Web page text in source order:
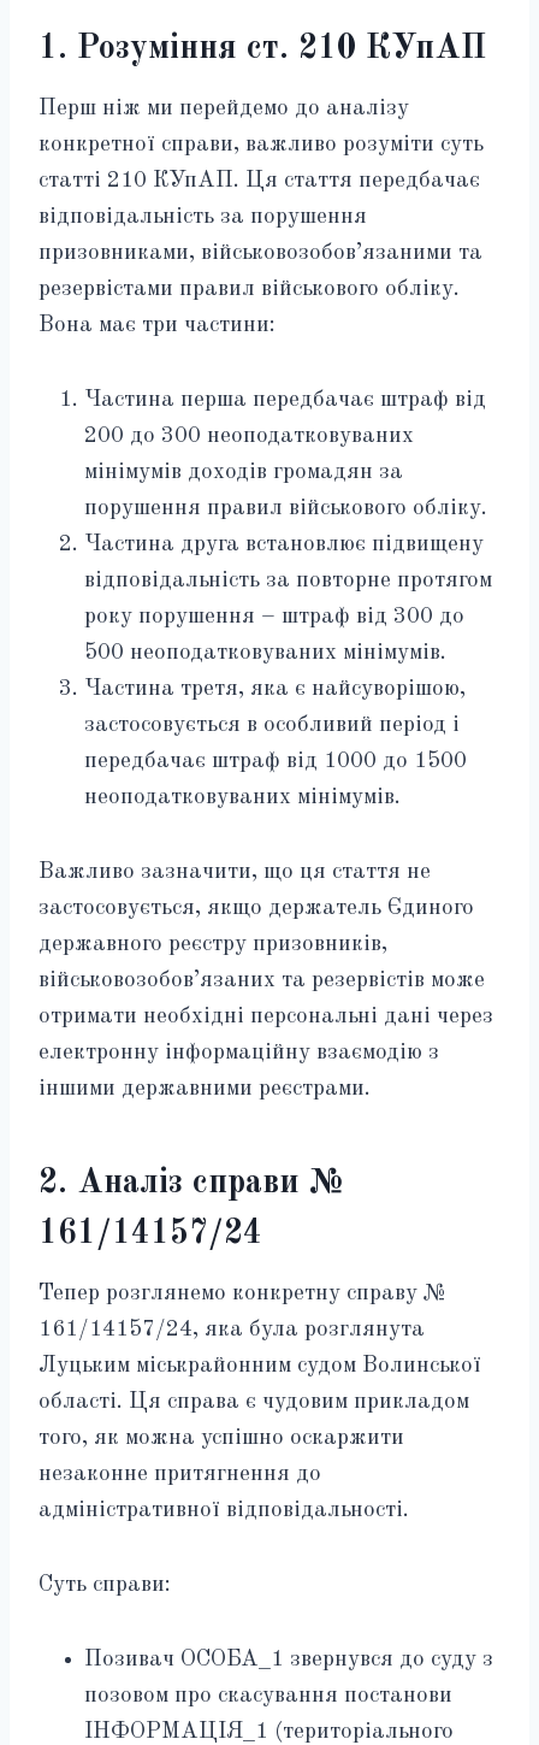
1. Розуміння ст. 210 КУпАП
Перш ніж ми перейдемо до аналізу
конкретної справи, важливо розуміти суть
статті 210 КУпАП. Ця стаття передбачає
відповідальність за порушення
призовниками, військовозобов’язаними та
резервістами правил військового обліку.
Вона має три частини:
Частина перша передбачає штраф від
200 до 300 неоподатковуваних
мінімумів доходів громадян за
порушення правил військового обліку.
Частина друга встановлює підвищену
відповідальність за повторне протягом
року порушення – штраф від 300 до
500 неоподатковуваних мінімумів.
Частина третя, яка є найсуворішою,
застосовується в особливий період і
передбачає штраф від 1000 до 1500
неоподатковуваних мінімумів.
Важливо зазначити, що ця стаття не
застосовується, якщо держатель Єдиного
державного реєстру призовників,
військовозобов’язаних та резервістів може
отримати необхідні персональні дані через
електронну інформаційну взаємодію з
іншими державними реєстрами.
2. Аналіз справи №
161/14157/24
Тепер розглянемо конкретну справу №
161/14157/24, яка була розглянута
Луцьким міськрайонним судом Волинської
області. Ця справа є чудовим прикладом
того, як можна успішно оскаржити
незаконне притягнення до
адміністративної відповідальності.
Суть справи:
Позивач ОСОБА_1 звернувся до суду з
позовом про скасування постанови
ІНФОРМАЦІЯ_1 (територіального